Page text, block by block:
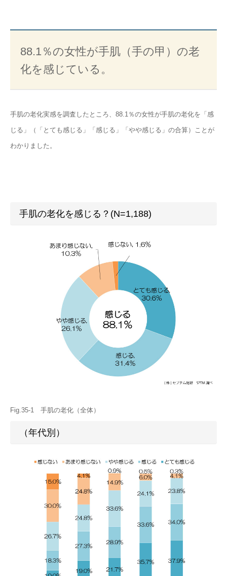
88.1％の女性が手肌（手の甲）の老
化を感じている。
手肌の老化実感を調査したところ、88.1％の女性が手肌の老化を「感
じる」（「とても感じる」「感じる」「やや感じる」の合算）ことが
わかりました。
手肌の老化を感じる？(N=1,188)
Fig.35-1 手肌の老化（全体）
（年代別）